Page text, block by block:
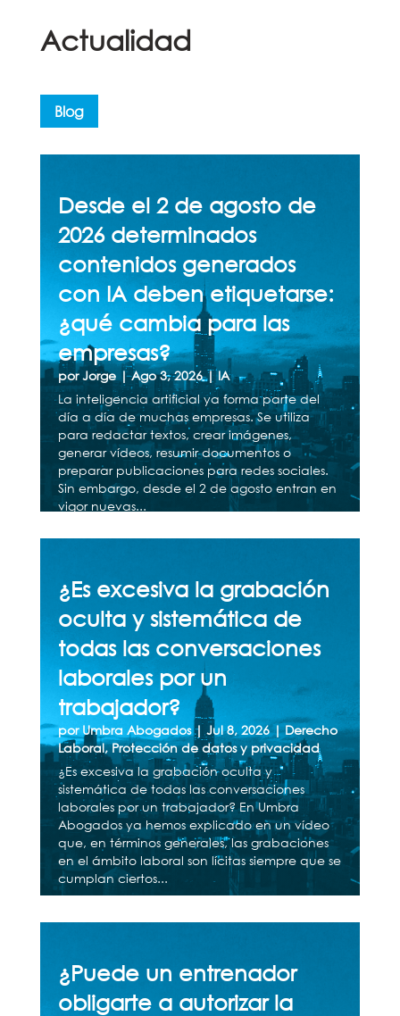
Actualidad
Blog
Desde el 2 de agosto de
2026 determinados
contenidos generados
con IA deben etiquetarse:
¿qué cambia para las
empresas?
porJorge|Ago 3, 2026|IA
La inteligencia artificial ya forma parte del
día a día de muchas empresas. Se utiliza
para redactar textos, crear imágenes,
generar vídeos, resumir documentos o
preparar publicaciones para redes sociales.
Sin embargo, desde el 2 de agosto entran en
vigor nuevas...
¿Es excesiva la grabación
oculta y sistemática de
todas las conversaciones
laborales por un
trabajador?
por Umbra Abogados|Jul 8, 2026|Derecho
Laboral,Protección de datos y privacidad
¿Es excesiva la grabación oculta y
sistemática de todas las conversaciones
laborales por un trabajador? En Umbra
Abogados ya hemos explicado en un vídeo
que, en términos generales, las grabaciones
en el ámbito laboral son lícitas siempre que se
cumplan ciertos...
¿Puede un entrenador
obligarte a autorizar la